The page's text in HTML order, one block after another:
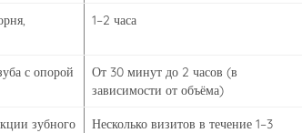
1–2 часа
с опорой
От 30 минут до 2 часов (в
зависимости от объёма)
зубного
Несколько визитов в течение 1–3